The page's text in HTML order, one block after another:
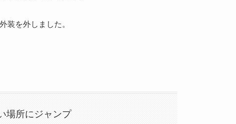
装を外しました。
場所にジャンプ